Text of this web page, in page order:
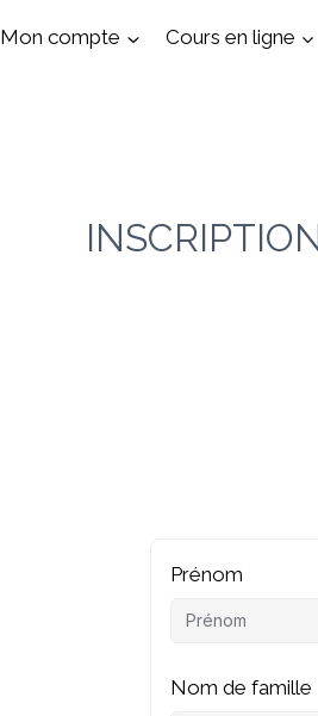
Mon compte Cours en ligne
Prénom
Nom de famille